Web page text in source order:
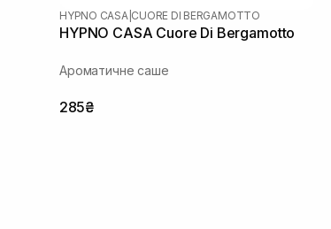
HYPNO CASA CUORE DI BERGAMOTTO
HYPNO CASA Cuore Di Bergamotto
Ароматичне саше
285₴